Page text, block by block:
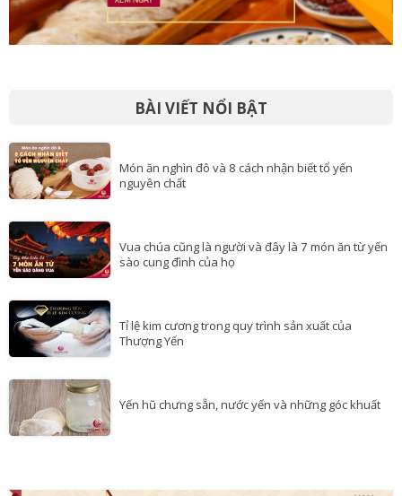
BÀI VIẾT NỔI BẬT
Món ăn nghìn đô và 8 cách nhận biết tổ yến
nguyên chất
Vua chúa cũng là người và đây là 7 món ăn từ yến
sào cung đình của họ
Tỉ lệ kim cương trong quy trình sản xuất của
Thượng Yến
Yến hũ chưng sẵn, nước yến và những góc khuất